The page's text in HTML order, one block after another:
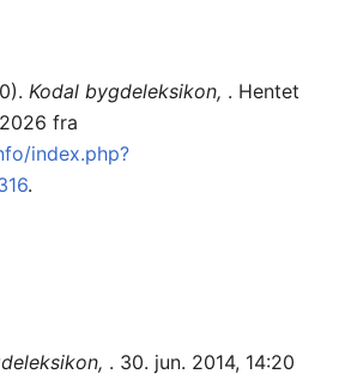
Kodal bygdeleksikon, . Hentet
fra
index.php?
.
. 30. jun. 2014, 14:20